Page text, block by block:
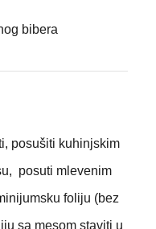
bibera
posušiti kuhinjskim
posuti mlevenim
foliju (bez
sa mesom staviti u